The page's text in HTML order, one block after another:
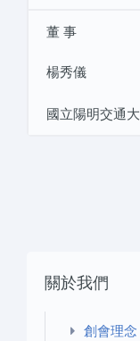
董 事
楊秀儀
國立陽明交通
關於我們
創會理念